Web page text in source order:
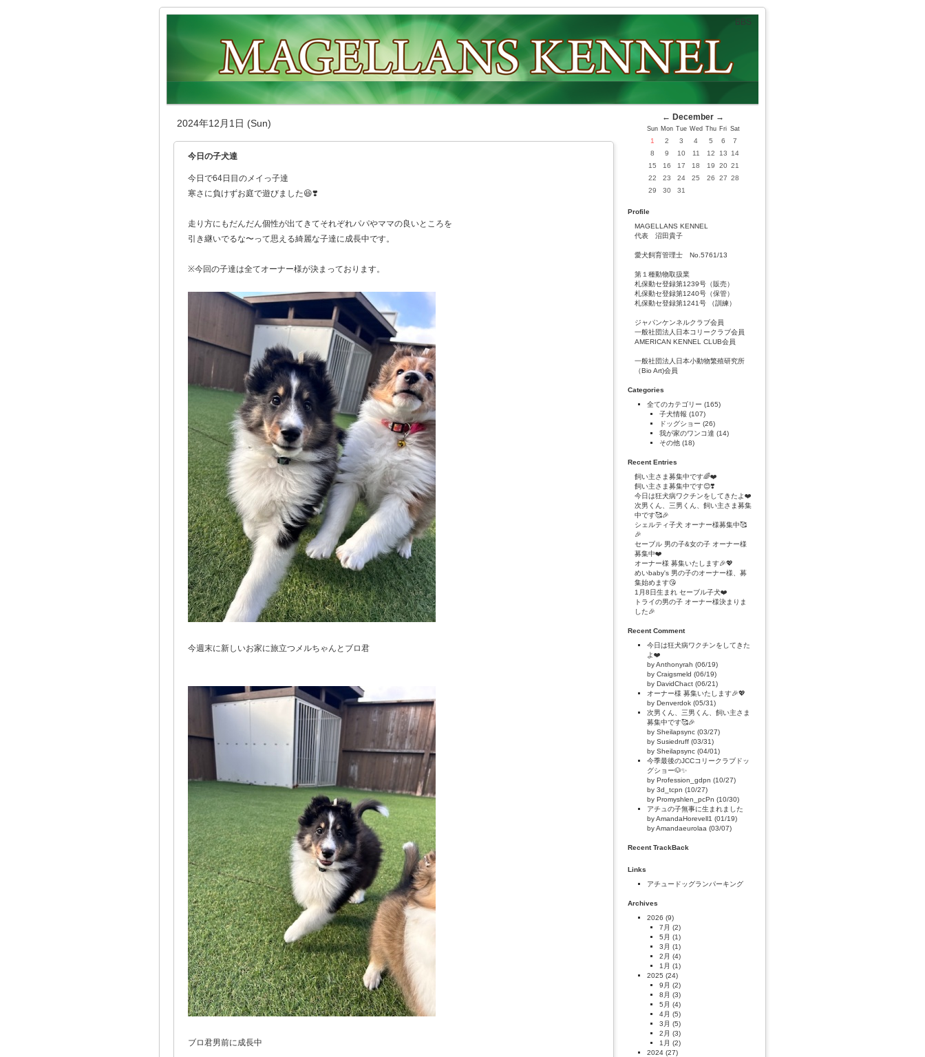
BBS
2024年12月1日 (Sun)
今日の子犬達
今日で64日目のメイっ子達
寒さに負けずお庭で遊びました😆❣️
走り方にもだんだん個性が出てきてそれぞれパパやママの良いところを
引き継いでるな〜って思える綺麗な子達に成長中です。
※今回の子達は全てオーナー様が決まっております。
今週末に新しいお家に旅立つメルちゃんとブロ君
ブロ君男前に成長中
← December →
Sun Mon Tue Wed Thu Fri Sat
1 2 3 4 5 6
7
8
9 10 11 12 13
14
15
16 17 18 19 20 21
22
23 24 25 26 27 28
29
30 31
Profile
MAGELLANS KENNEL
代表 沼田貴子
愛犬飼育管理士 No.5761/13
第１種動物取扱業
札保動セ登録第1239号（販売）
札保動セ登録第1240号（保管）
札保動セ登録第1241号 （訓練）
ジャパンケンネルクラブ会員
一般社団法人日本コリークラブ会員
AMERICAN KENNEL CLUB会員
一般社団法人日本小動物繁殖研究所
（Bio Art)会員
Categories
全てのカテゴリー (165)
子犬情報 (107)
ドッグショー (26)
我が家のワンコ達 (14)
その他 (18)
Recent Entries
飼い主さま募集中です🌈❤️
飼い主さま募集中です😊❣️
今日は狂犬病ワクチンをしてきたよ❤️
次男くん、三男くん、飼い主さま募集
中です🥰🎉
シェルティ子犬 オーナー様募集中🥰
🎉
セーブル 男の子&女の子 オーナー様
募集中❤️
オーナー様 募集いたします🎉💖
めいbaby's 男の子のオーナー様、募
集始めます😘
1月8日生まれ セーブル子犬❤️
トライの男の子 オーナー様決まりま
した🎉
Recent Comment
今日は狂犬病ワクチンをしてきた
よ❤️
by Anthonyrah (06/19)
by Craigsmeld (06/19)
by DavidChact (06/21)
オーナー様 募集いたします🎉💖
by Denverdok (05/31)
次男くん、三男くん、飼い主さま
募集中です🥰🎉
by Sheilapsync (03/27)
by Susiedruff (03/31)
by Sheilapsync (04/01)
今季最後のJCCコリークラブドッ
グショー🐶✨
by Profession_gdpn (10/27)
by 3d_tcpn (10/27)
by Promyshlen_pcPn (10/30)
アチュの子無事に生まれました
by AmandaHorevell1 (01/19)
by Amandaeurolaa (03/07)
Recent TrackBack
Links
アチュードッグランパーキング
Archives
2026 (9)
7月 (2)
5月 (1)
3月 (1)
2月 (4)
1月 (1)
2025 (24)
9月 (2)
8月 (3)
5月 (4)
4月 (5)
3月 (5)
2月 (3)
1月 (2)
2024 (27)